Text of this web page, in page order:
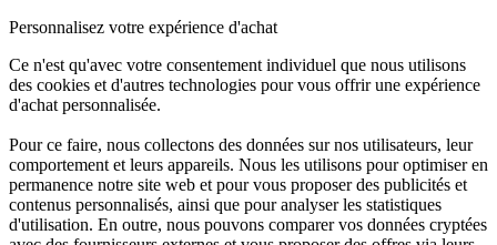
Personnalisez votre expérience d'achat
Ce n'est qu'avec votre consentement individuel que nous utilisons
des cookies et d'autres technologies pour vous offrir une expérience
d'achat personnalisée.
Pour ce faire, nous collectons des données sur nos utilisateurs, leur
comportement et leurs appareils. Nous les utilisons pour optimiser en
permanence notre site web et pour vous proposer des publicités et
contenus personnalisés, ainsi que pour analyser les statistiques
d'utilisation. En outre, nous pouvons comparer vos données cryptées